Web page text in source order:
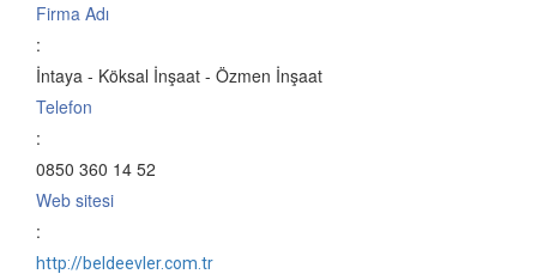
Firma Adı
:
İntaya - Köksal İnşaat - Özmen İnşaat
Telefon
:
0850 360 14 52
Web sitesi
:
http://beldeevler.com.tr